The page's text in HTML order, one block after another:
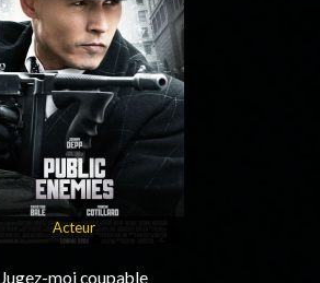
Acteur
Jugez-moi coupable